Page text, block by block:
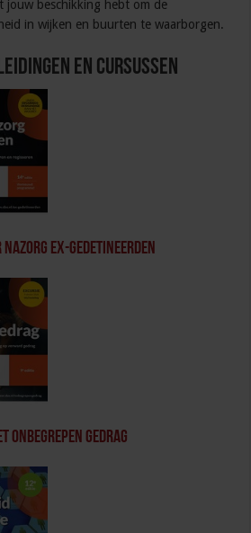
jouw beschikking hebt om de
in wijken en buurten te waarborgen.
en Cursussen
ex-gedetineerden
onbegrepen gedrag